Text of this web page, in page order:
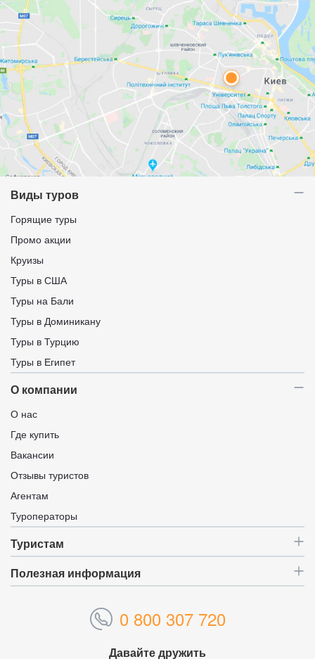
Виды туров
Горящие туры
Промо акции
Круизы
Туры в США
Туры на Бали
Туры в Доминикану
Туры в Турцию
Туры в Египет
О компании
О нас
Где купить
Вакансии
Отзывы туристов
Агентам
Туроператоры
Туристам
Полезная информация
0 800 307 720
Давайте дружить